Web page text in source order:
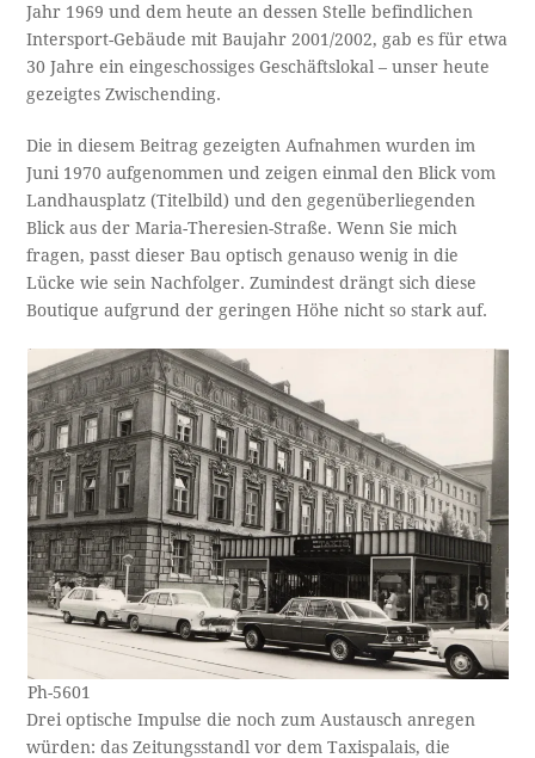
Jahr 1969 und dem heute an dessen Stelle befindlichen
Intersport-Gebäude mit Baujahr 2001/2002, gab es für etwa
30 Jahre ein eingeschossiges Geschäftslokal – unser heute
gezeigtes Zwischending.
Die in diesem Beitrag gezeigten Aufnahmen wurden im
Juni 1970 aufgenommen und zeigen einmal den Blick vom
Landhausplatz (Titelbild) und den gegenüberliegenden
Blick aus der Maria-Theresien-Straße. Wenn Sie mich
fragen, passt dieser Bau optisch genauso wenig in die
Lücke wie sein Nachfolger. Zumindest drängt sich diese
Boutique aufgrund der geringen Höhe nicht so stark auf.
Ph-5601
Drei optische Impulse die noch zum Austausch anregen
würden: das Zeitungsstandl vor dem Taxispalais, die